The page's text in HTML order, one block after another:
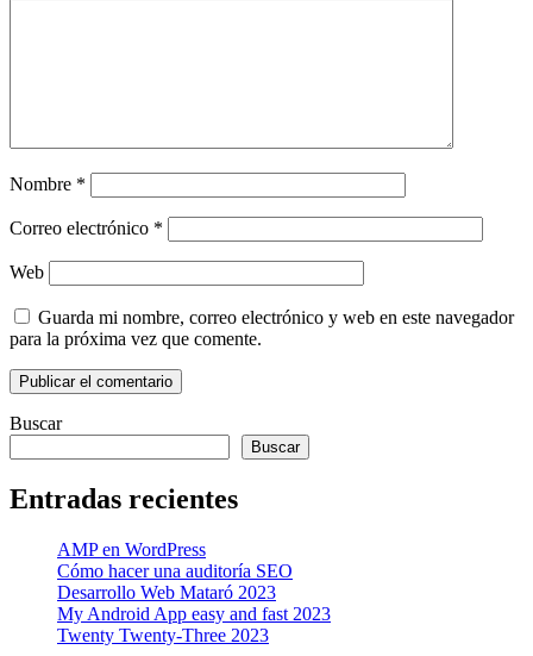
Nombre *
Correo electrónico *
Web
Guarda mi nombre, correo electrónico y web en este navegador
para la próxima vez que comente.
Buscar
Buscar
Entradas recientes
AMP en WordPress
Cómo hacer una auditoría SEO
Desarrollo Web Mataró 2023
My Android App easy and fast 2023
Twenty Twenty-Three 2023